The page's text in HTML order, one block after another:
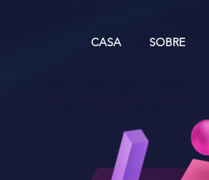
CASA SOBRE